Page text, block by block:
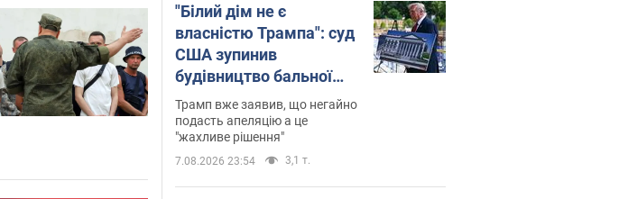
"Білий дім не є
власністю Трампа": суд
США зупинив
будівництво бальної
зали за $400 млн
Трамп вже заявив, що негайно
подасть апеляцію а це
"жахливе рішення"
7.08.2026 23:54 3,1 т.